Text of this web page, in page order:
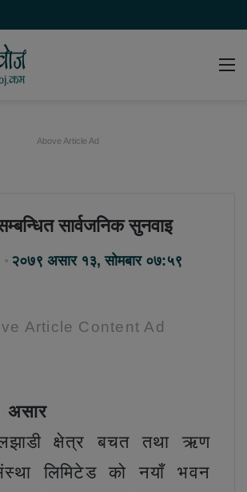
समाचार
Above Article Ad
सार्वजनिक सुनवाइ
२०७९ असार १३, सोमबार ०७:५९
Article Content Ad
असार
क्षेत्र बचत तथा ऋण
लिमिटेड को नयाँ भवन